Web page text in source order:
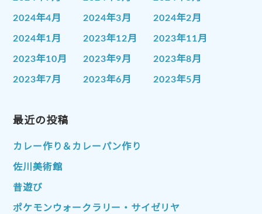
2024年4月 2024年3月 2024年2月
2024年1月 2023年12月 2023年11月
2023年10月 2023年9月 2023年8月
2023年7月 2023年6月 2023年5月
2023年1月
2022年10月 2022年9月
2022年7月
2022年4月
2022年1月 2021年12月 2021年11月
最近の投稿
カレー作り＆カレーパン作り
佐川美術館
昔遊び
ポケモンウォークラリー・サイゼリヤ